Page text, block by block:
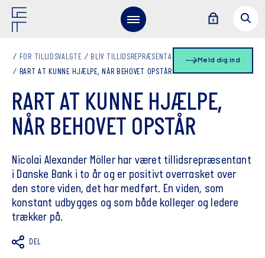
Meld dig ind
FOR TILLIDSVALGTE
BLIV TILLIDSREPRÆSENTANT
RART AT KUNNE HJÆLPE, NÅR BEHOVET OPSTÅR
RART AT KUNNE HJÆLPE,
NÅR BEHOVET OPSTÅR
Nicolai Alexander Möller har været tillidsrepræsentant
i Danske Bank i to år og er positivt overrasket over
den store viden, det har medført. En viden, som
konstant udbygges og som både kolleger og ledere
trækker på.
DEL